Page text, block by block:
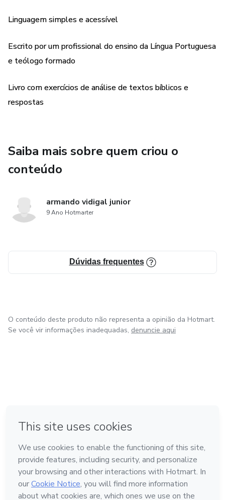
Linguagem simples e acessível
Escrito por um profissional do ensino da Língua Portuguesa
e teólogo formado
Livro com exercícios de análise de textos bíblicos e
respostas
Saiba mais sobre quem criou o
conteúdo
armando vidigal junior
9 Ano Hotmarter
Dúvidas frequentes
O conteúdo deste produto não representa a opinião da Hotmart.
Se você vir informações inadequadas, denuncie aqui
Feito com ❤ na Cidade do México
Conheça a Hotmart